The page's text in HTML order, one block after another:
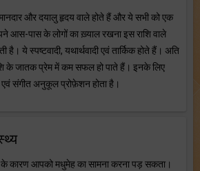
और दयालु हृदय वाले होते हैं और ये सभी को एक
पास के लोगों का ख़्याल रखना इस राशि वाले
है। ये स्पष्टवादी, यथार्थवादी एवं तार्किक होते हैं। अति
के जातक प्रेम में कम सफल हो पाते हैं। इनके लिए
एवं संगीत अनुकूल प्रोफ़ेशन होता है।
के कारण आपको मधुमेह का सामना करना पड़ सकता।